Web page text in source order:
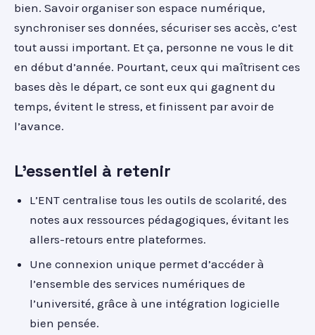
bien. Savoir organiser son espace numérique,
synchroniser ses données, sécuriser ses accès, c’est
tout aussi important. Et ça, personne ne vous le dit
en début d’année. Pourtant, ceux qui maîtrisent ces
bases dès le départ, ce sont eux qui gagnent du
temps, évitent le stress, et finissent par avoir de
l’avance.
L'essentiel à retenir
L’ENT centralise tous les outils de scolarité, des
notes aux ressources pédagogiques, évitant les
allers-retours entre plateformes.
Une connexion unique permet d’accéder à
l’ensemble des services numériques de
l’université, grâce à une intégration logicielle
bien pensée.